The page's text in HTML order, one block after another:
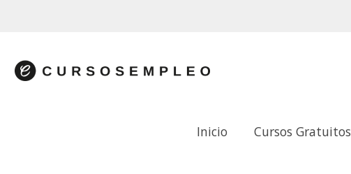
Inicio Cursos Gratuitos